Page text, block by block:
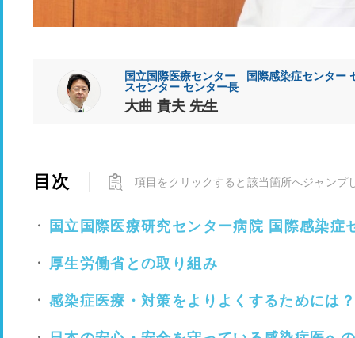
国立国際医療センター 国際感染症センター
スセンター センター長
大曲 貴夫 先生
目次 項目をクリックすると該当箇所へジャンプ
国立国際医療研究センター病院 国際感染症
厚生労働省との取り組み
感染症医療・対策をよりよくするためには？